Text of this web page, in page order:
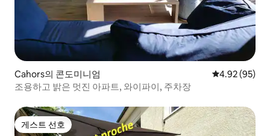
Cahors의 콘도미니엄 평점 4.92점(5
4.92 (95)
조용하고 밝은 멋진 아파트, 와이파이, 주차장
게스트 선호
게스트 선호